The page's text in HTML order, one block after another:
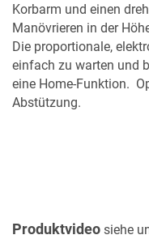
Korbarm und einen
Manövrieren in der
Die proportionale,
einfach zu warten und
eine Home-Funktion.
Abstützung.
Produktvideo siehe